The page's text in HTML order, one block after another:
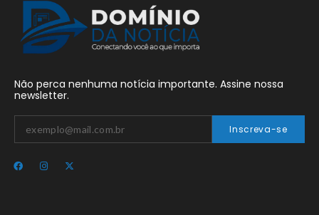
Não perca nenhuma notícia importante. Assine nossa
newsletter.
Inscreva-se